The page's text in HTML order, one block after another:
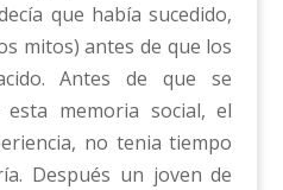
que había sucedido,
mitos) antes de que los
Antes de que se
memoria social, el
no tenia tiempo
Después un joven de